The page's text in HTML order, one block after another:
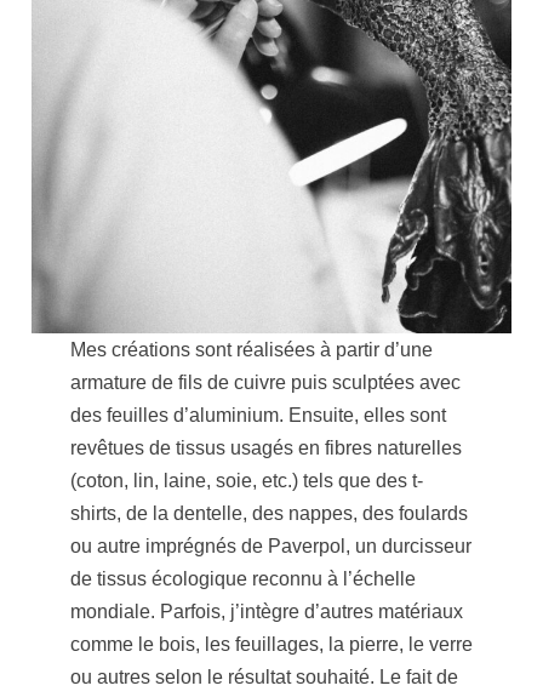
Mes créations sont réalisées à partir d’une
armature de fils de cuivre puis sculptées avec
des feuilles d’aluminium. Ensuite, elles sont
revêtues de tissus usagés en fibres naturelles
(coton, lin, laine, soie, etc.) tels que des t-
shirts, de la dentelle, des nappes, des foulards
ou autre imprégnés de Paverpol, un durcisseur
de tissus écologique reconnu à l’échelle
mondiale. Parfois, j’intègre d’autres matériaux
comme le bois, les feuillages, la pierre, le verre
ou autres selon le résultat souhaité. Le fait de